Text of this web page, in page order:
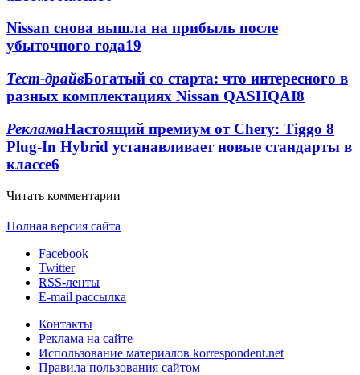
Nissan снова вышла на прибыль после
убыточного года19
Тест-драйвБогатый со старта: что интересного в
разных комплектациях Nіssan QASHQAI8
РекламаНастоящий премиум от Chery: Tiggo 8
Plug-In Hybrid устанавливает новые стандарты в
классе6
Читать комментарии
Полная версия сайта
Facebook
Twitter
RSS-ленты
E-mail рассылка
Контакты
Реклама на сайте
Использование материалов korrespondent.net
Правила пользования сайтом